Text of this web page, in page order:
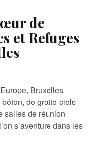
de
et Refuges
Bruxelles
de gratte-ciels
salles de réunion
s’aventure dans les